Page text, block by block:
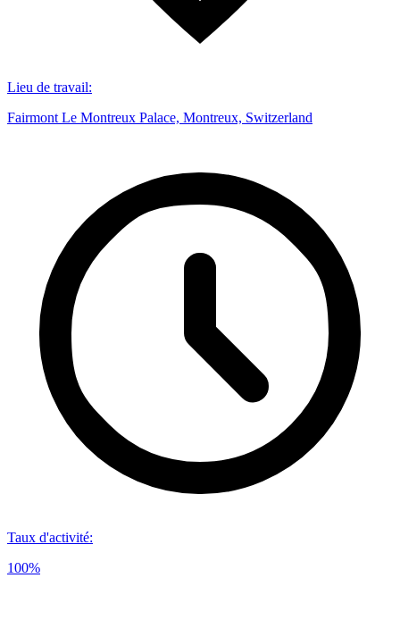
Lieu de travail:
Fairmont Le Montreux Palace, Montreux, Switzerland
Taux d'activité:
100%